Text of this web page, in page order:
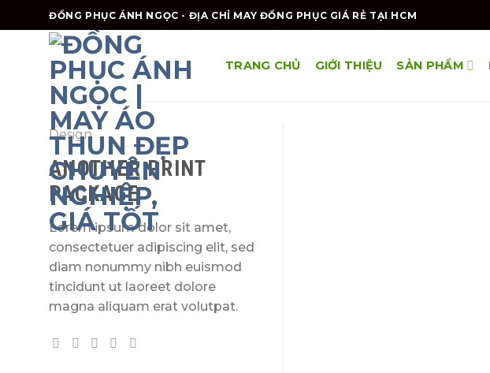
to
content
ĐỒNG PHỤC ÁNH NGỌC - ĐỊA CHỈ MAY ĐỒNG PHỤC GIÁ RẺ TẠI HCM
TRANG CHỦ GIỚI THIỆU SẢN PHẨM
Design
ANOTHER PRINT
PACKAGE
Lorem ipsum dolor sit amet,
consectetuer adipiscing elit, sed
diam nonummy nibh euismod
tincidunt ut laoreet dolore
magna aliquam erat volutpat.